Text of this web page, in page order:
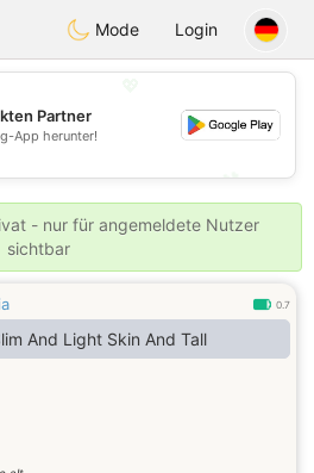
KuwaitChat
Mode Login
💕
Partner
App herunter!
- nur für angemeldete Nutzer
sichtbar
0.7
And Light Skin And Tall